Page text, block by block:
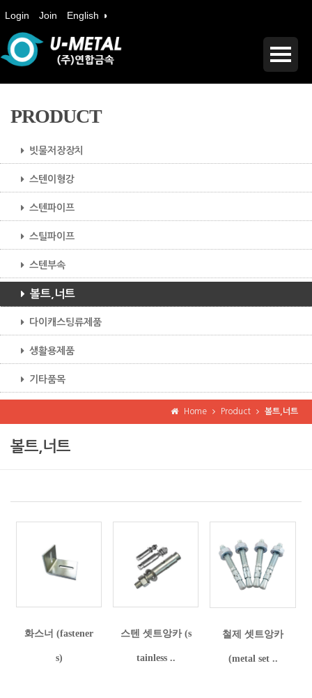
Login Join English ◑
PRODUCT
빗물저장장치
스텐이형강
스텐파이프
스틸파이프
스텐부속
볼트,너트
다이캐스팅류제품
생활용제품
기타품목
Home Product 볼트,너트
볼트,너트
화스너 (fastener
s)
스텐 셋트앙카 (s
tainless ..
철제 셋트앙카
(metal set ..